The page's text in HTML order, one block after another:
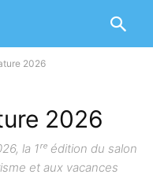
2026
2026
la 1ʳᵉ édition du salon
et aux vacances